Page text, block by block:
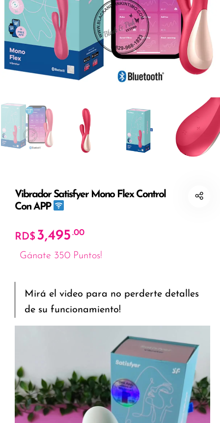
Vibrador Satisfyer Mono Flex Control
Con APP
RD$ 3,495 .00
Gánate 350 Puntos!
Mirá el video para no perderte detalles
de su funcionamiento!